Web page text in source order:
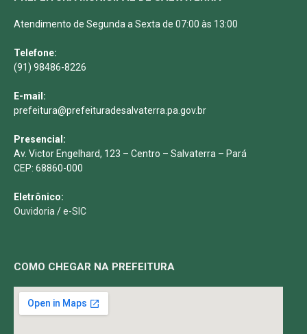
Atendimento de Segunda a Sexta de 07:00 às 13:00
Telefone:
(91) 98486-8226
E-mail:
prefeitura@prefeituradesalvaterra.pa.gov.br
Presencial:
Av. Victor Engelhard, 123 – Centro – Salvaterra – Pará
CEP: 68860-000
Eletrônico:
Ouvidoria /e-SIC
COMO CHEGAR NA PREFEITURA